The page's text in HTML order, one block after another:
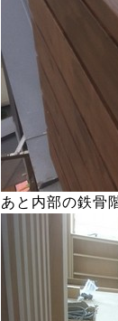
あと内部の鉄骨